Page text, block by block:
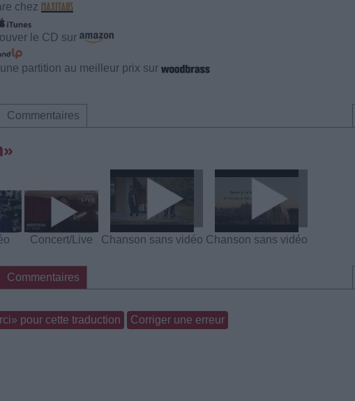
chez
le CD sur
partition au meilleur prix sur
Commentaires
Concert/Live Chanson sans vidéo Chanson sans vidéo
Commentaires
pour cette traduction Corriger une erreur